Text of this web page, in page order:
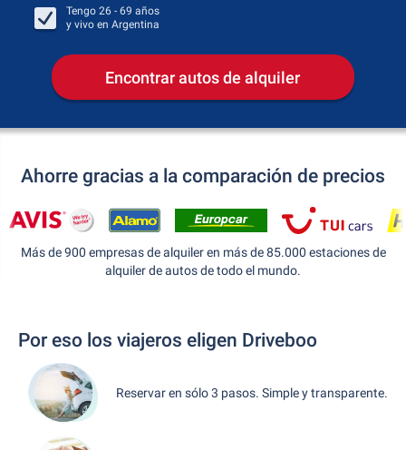
Tengo 26 - 69 años
y vivo en Argentina
Encontrar autos de alquiler
Ahorre gracias a la comparación de precios
Más de 900 empresas de alquiler en más de 85.000 estaciones de
alquiler de autos de todo el mundo.
Por eso los viajeros eligen Driveboo
Reservar en sólo 3 pasos. Simple y transparente.